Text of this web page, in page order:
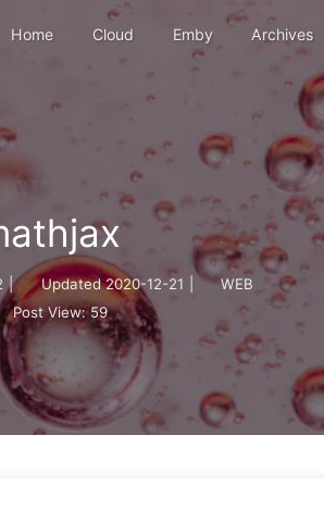
Home Cloud Emby Archives
| Updated 2020-12-21
WEB
Post View: 59